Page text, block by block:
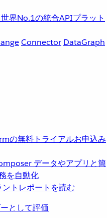
世界No.1の統合APIプラット
Connector DataGraph
の無料トライアルお申込み
データやアプリと簡
を自動化
として評価